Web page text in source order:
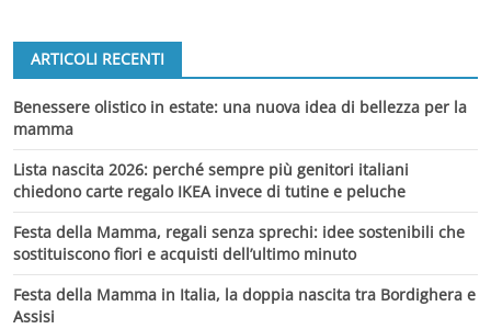
ARTICOLI RECENTI
Benessere olistico in estate: una nuova idea di bellezza per la
mamma
Lista nascita 2026: perché sempre più genitori italiani
chiedono carte regalo IKEA invece di tutine e peluche
Festa della Mamma, regali senza sprechi: idee sostenibili che
sostituiscono fiori e acquisti dell’ultimo minuto
Festa della Mamma in Italia, la doppia nascita tra Bordighera e
Assisi